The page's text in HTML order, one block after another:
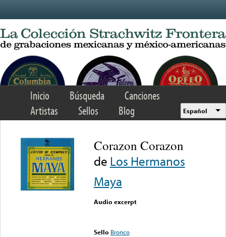
Inicio Búsqueda
Canciones
Artistas
Sellos Blog Español
Corazon Corazon
de Los Hermanos
Maya
Audio excerpt
Sello Bronco